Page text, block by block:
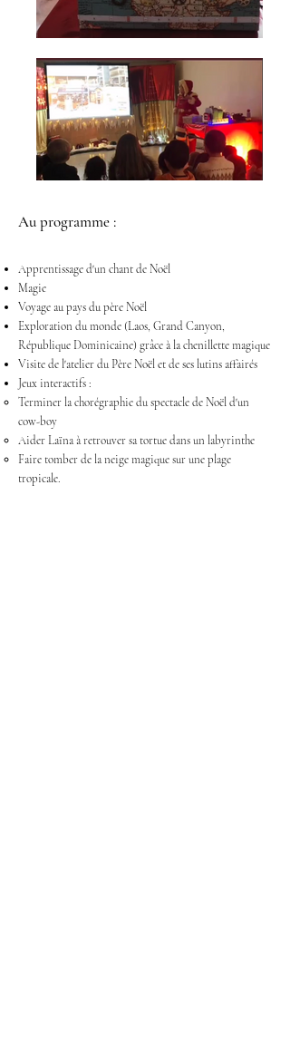
Au programme :
Apprentissage d'un chant de Noël
Magie
Voyage au pays du père Noël
Exploration du monde (Laos, Grand Canyon,
République Dominicaine) grâce à la chenillette magique
Visite de l'atelier du Père Noël et de ses lutins affairés
Jeux interactifs :
Terminer la chorégraphie du spectacle de Noël d'un
cow-boy
Aider Laïna à retrouver sa tortue dans un labyrinthe
Faire tomber de la neige magique sur une plage
tropicale.